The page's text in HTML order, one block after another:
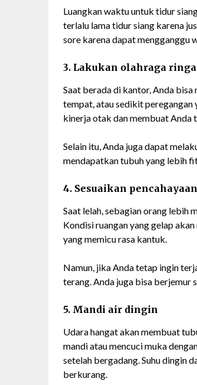
Luangkan waktu untuk tidur
terlalu lama tidur siang karena
sore karena dapat mengganggu
3. Lakukan olahraga
Saat berada di kantor, Anda bisa
tempat, atau sedikit
kinerja otak dan membuat Anda
Selain itu, Anda juga dapat
mendapatkan tubuh yang lebih
4. Sesuaikan
Saat lelah, sebagian orang lebih
Kondisi ruangan yang gelap
yang memicu rasa kantuk.
Namun, jika Anda tetap ingin
terang. Anda juga bisa berjemur
5. Mandi air dingin
Udara hangat akan membuat
mandi atau mencuci muka
setelah bergadang. Suhu dingin
berkurang.